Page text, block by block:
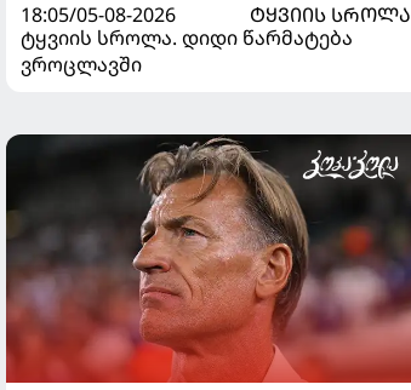
18:05/05-08-2026
ᲢᲧᲕᲘᲘᲡ ᲡᲠᲝᲚᲐ
ტყვიის სროლა. დიდი წარმატება
ვროცლავში